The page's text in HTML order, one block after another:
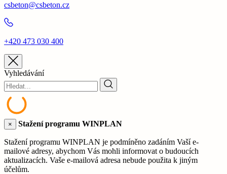
csbeton@csbeton.cz
+420 473 030 400
Vyhledávání
× Stažení programu WINPLAN
Stažení programu WINPLAN je podmíněno zadáním Vaší e-
mailové adresy, abychom Vás mohli informovat o budoucích
aktualizacích. Vaše e-mailová adresa nebude použita k jiným
účelům.